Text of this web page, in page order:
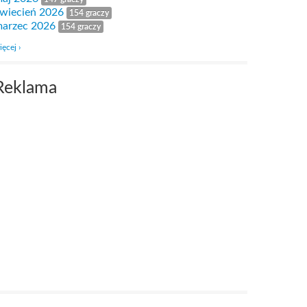
2026 154 graczy
2026 154 graczy
›